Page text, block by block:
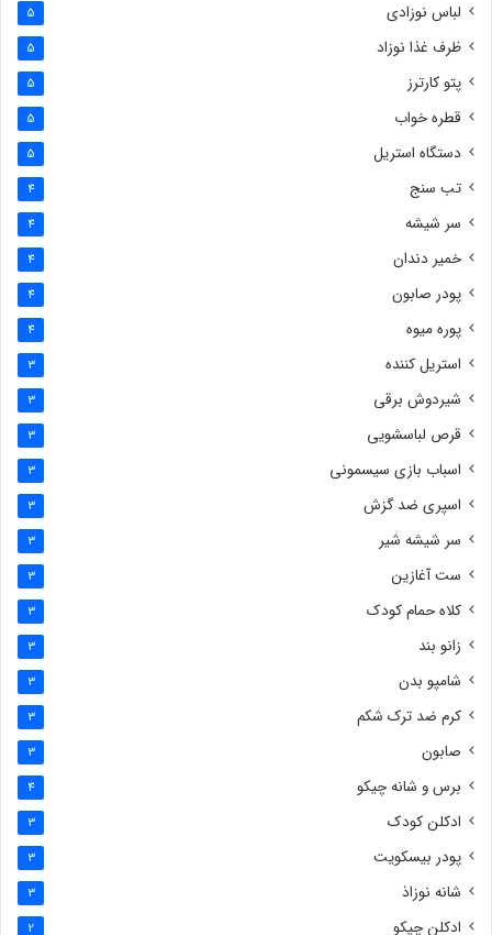
لباس نوزادی 5
ظرف غذا نوزاد 5
پتو کارترز 5
قطره خواب 5
دستگاه استریل 5
تب سنج 4
سر شیشه 4
خمیر دندان 4
پودر صابون 4
پوره میوه 4
استریل کننده 3
شیردوش برقی 3
قرص لباسشویی 3
اسباب بازی سیسمونی 3
اسپری ضد گزش 3
سر شیشه شیر 3
ست آغازین 3
کلاه حمام کودک 3
زانو بند 3
شامپو بدن 3
کرم ضد ترک شکم 3
صابون 3
برس و شانه چیکو 4
ادکلن کودک 3
پودر بیسکویت 3
شانه نوزاذ 3
ادکلن چیکو 2